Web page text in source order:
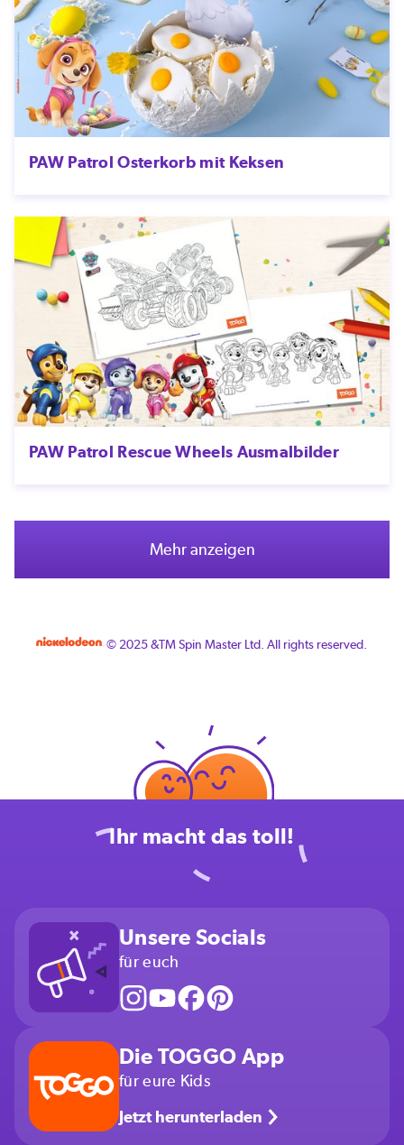
PAW Patrol Osterkorb mit Keksen
PAW Patrol Rescue Wheels Ausmalbilder
Mehr anzeigen
© 2025 &TM Spin Master Ltd. All rights reserved.
Ihr macht das toll!
Unsere Socials
für euch
Die TOGGO App
für eure Kids
Jetzt herunterladen